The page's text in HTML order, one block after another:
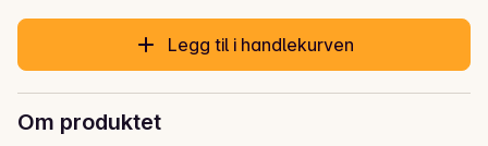
Legg til i handlekurven
Om produktet